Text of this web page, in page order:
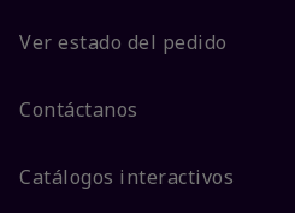
Ver estado del pedido
Contáctanos
Catálogos interactivos